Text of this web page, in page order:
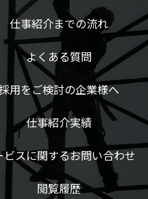
仕事紹介までの流れ
よくある質問
用をご検討の企業様へ
仕事紹介実績
ビスに関するお問い合わせ
閲覧履歴